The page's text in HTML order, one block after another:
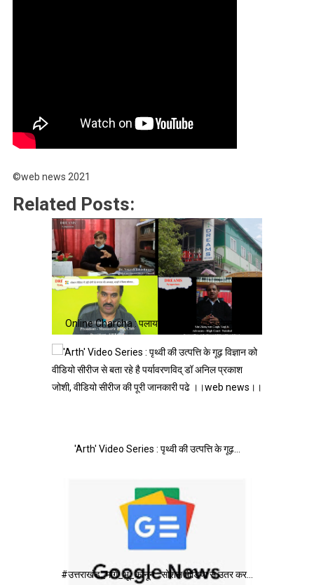
©web news 2021
Related Posts:
Online Charcha : पलायन रोकने के लिए ड्रीम्स का…
'Arth' Video Series : पृथ्वी की उत्पत्ति के गूढ़…
#उत्तराखंड_मांगे_भू_कानून : सोशल मीडिया से उतर कर…